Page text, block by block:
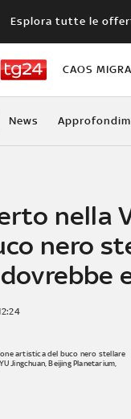
Esplora tutte le
CAOS
News
nella
nero
artistica del buco nero stellare
Jingchuan, Beijing Planetarium,